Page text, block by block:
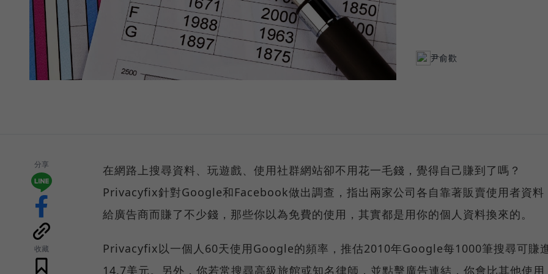
尹俞歡
分享
收藏
在網路上搜尋資料、玩遊戲、使用社群網站卻不用花一毛錢，覺得自己賺到了嗎？
Privacyfix針對Google和Facebook做出調查，指出兩家公司各自靠著販賣使用者資料
給廣告商而賺了不少錢，那些你以為免費的使用，其實都是用你的個人資料換來的。
Privacyfix以一個人60天使用Google的頻率，推估2010年Google每1000筆搜尋可賺
14.7美元。另外，你若常搜尋高級旅館或知名律師，並點擊廣告連結，你會比其他使用